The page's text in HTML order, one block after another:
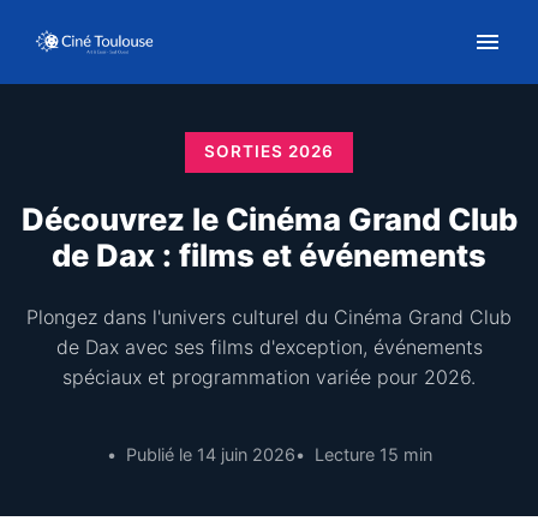
SORTIES 2026
Découvrez le Cinéma Grand Club
de Dax : films et événements
Plongez dans l'univers culturel du Cinéma Grand Club
de Dax avec ses films d'exception, événements
spéciaux et programmation variée pour 2026.
Publié le 14 juin 2026 Lecture 15 min